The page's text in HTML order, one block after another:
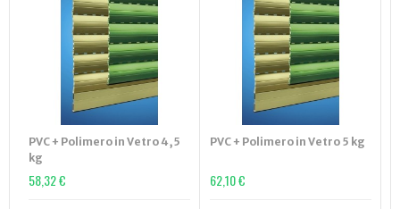
PVC + Polimero in Vetro 4,5
kg
58,32 €
PVC + Polimero in Vetro 5 kg
62,10 €